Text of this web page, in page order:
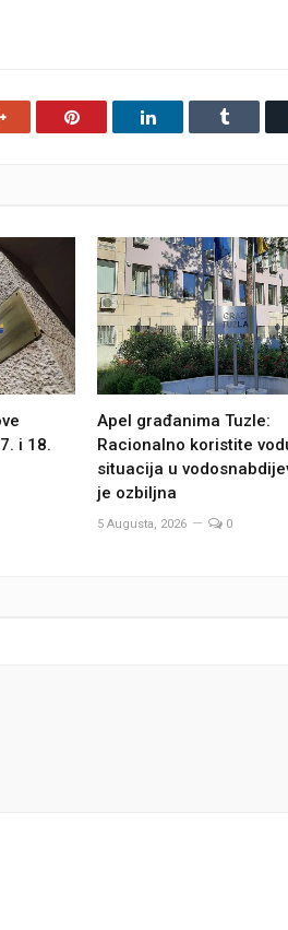
Google+ Pinterest LinkedIn Tumblr
i 18.
Apel građanima Tuzle:
Racionalno koristite
situacija u
je ozbiljna
5 Augusta, 2026 0